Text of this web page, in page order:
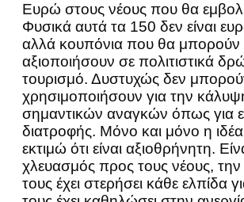
Ευρώ στους νέους που θα
Φυσικά αυτά τα 150 δεν είναι
αλλά κουπόνια που θα μπορούν
αξιοποιήσουν σε πολιτιστικά
τουρισμό. Δυστυχώς δεν
χρησιμοποιήσουν για την
σημαντικών αναγκών όπως για
διατροφής. Μόνο και μόνο η
εκτιμώ ότι είναι αξιοθρήνητη.
χλευασμός προς τους νέους,
τους έχει στερήσει κάθε ελπίδα